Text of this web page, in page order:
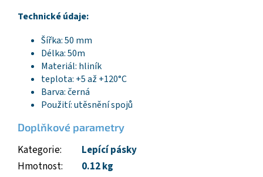
Technické údaje:
Šířka: 50 mm
Délka: 50m
Materiál: hliník
teplota: +5 až +120°C
Barva: černá
Použití: utěsnění spojů
Doplňkové parametry
Kategorie:
Lepící pásky
Hmotnost:
0.12 kg